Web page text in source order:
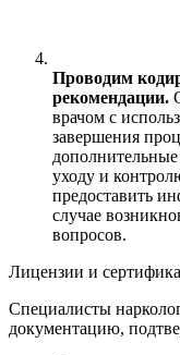
Проводим
рекомендации.
врачом с
завершения
уходу и
предоставить
случае
вопросов.
Лицензии и
Специалисты
документацию,